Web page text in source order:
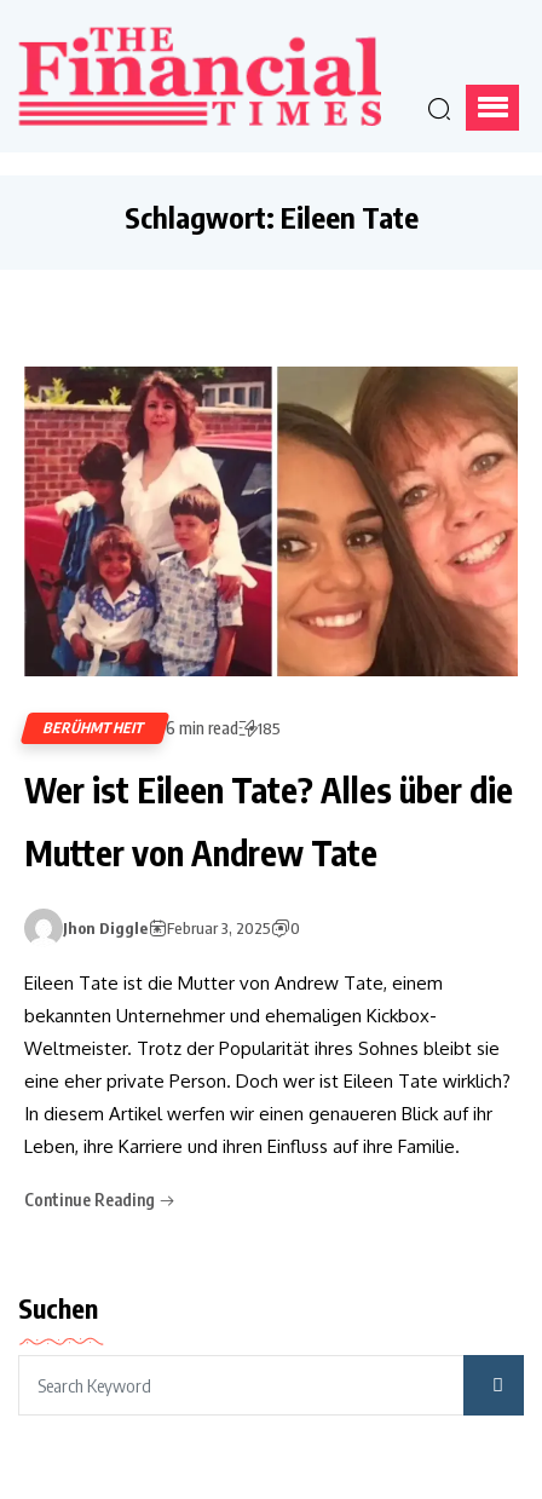
Schlagwort: Eileen Tate
BERÜHMTHEIT 6 min read 185
Wer ist Eileen Tate? Alles über die
Mutter von Andrew Tate
Jhon Diggle Februar 3, 2025 0
Eileen Tate ist die Mutter von Andrew Tate, einem
bekannten Unternehmer und ehemaligen Kickbox-
Weltmeister. Trotz der Popularität ihres Sohnes bleibt sie
eine eher private Person. Doch wer ist Eileen Tate wirklich?
In diesem Artikel werfen wir einen genaueren Blick auf ihr
Leben, ihre Karriere und ihren Einfluss auf ihre Familie.
Continue Reading
Suchen